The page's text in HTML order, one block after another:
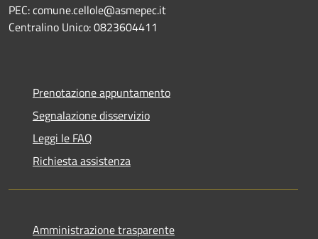
PEC: comune.cellole@asmepec.it
Centralino Unico: 0823604411
Prenotazione appuntamento
Segnalazione disservizio
Leggi le FAQ
Richiesta assistenza
Amministrazione trasparente